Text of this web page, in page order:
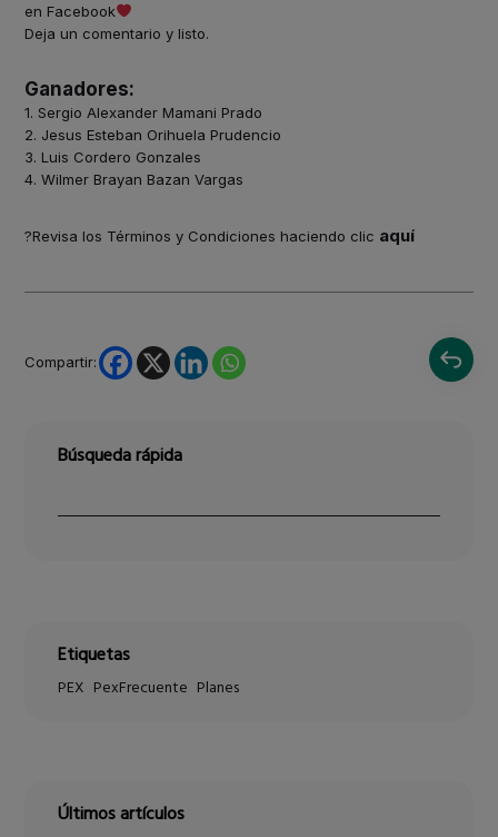
en Facebook
Deja un comentario y listo.
Ganadores:
1. Sergio Alexander Mamani Prado
2. Jesus Esteban Orihuela Prudencio
3. Luis Cordero Gonzales
4. Wilmer Brayan Bazan Vargas
?Revisa los Términos y Condiciones haciendo clic aquí
Compartir:
Búsqueda rápida
Etiquetas
PEX PexFrecuente Planes
Últimos artículos